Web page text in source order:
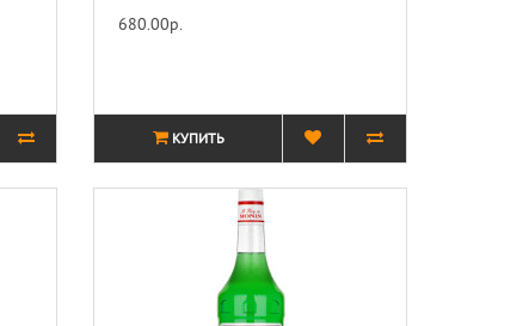
680.00р.
КУПИТЬ